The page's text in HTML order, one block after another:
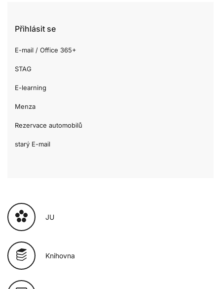
Přihlásit se
E-mail / Office 365+
STAG
E-learning
Menza
Rezervace automobilů
starý E-mail
JU
Knihovna